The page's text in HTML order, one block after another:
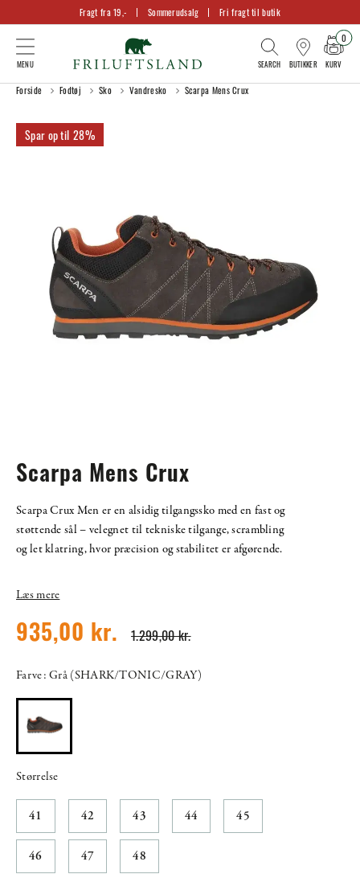
Fragt fra 19,- Sommerudsalg Fri fragt til butik
BUTIKKER KURV
0
Forside Fodtøj Sko Vandresko Scarpa Mens Crux
28%
Scarpa Mens Crux
Scarpa Crux Men er en alsidig tilgangssko med en fast og
støttende sål – velegnet til tekniske tilgange, scrambling
og let klatring, hvor præcision og stabilitet er afgørende.
Læs mere
1.299,00 kr.
935,00 kr.
Farve: Grå (SHARK/TONIC/GRAY)
Størrelse
41 42 43 44 45
46 47 48